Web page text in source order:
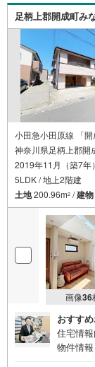
足柄上郡開成町み
小田急小田原線 「
神奈川県足柄上郡開
2019年11月（築7年）
5LDK / 地上2階建
土地200.96m2 /建物
画像36
おすす
住宅情
物件情